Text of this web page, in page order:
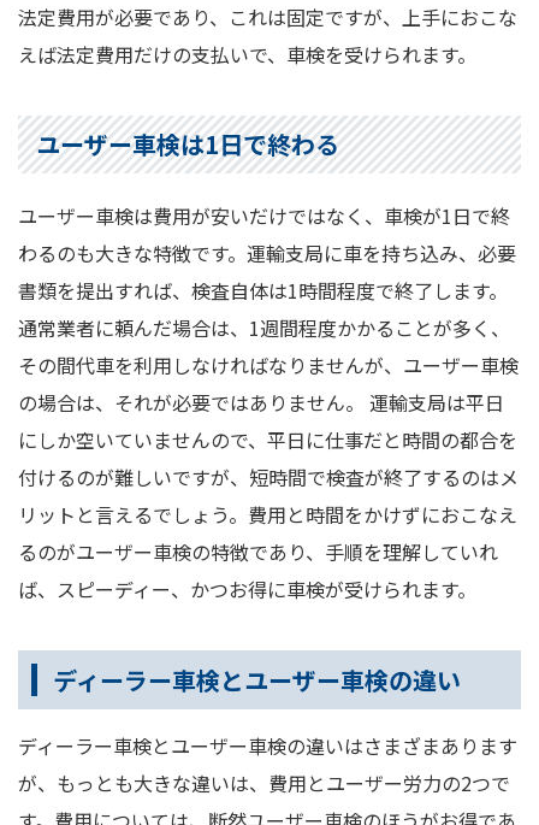
法定費用が必要であり、これは固定ですが、上手におこな
えば法定費用だけの支払いで、車検を受けられます。
ユーザー車検は1日で終わる
ユーザー車検は費用が安いだけではなく、車検が1日で終
わるのも大きな特徴です。運輸支局に車を持ち込み、必要
書類を提出すれば、検査自体は1時間程度で終了します。
通常業者に頼んだ場合は、1週間程度かかることが多く、
その間代車を利用しなければなりませんが、ユーザー車検
の場合は、それが必要ではありません。 運輸支局は平日
にしか空いていませんので、平日に仕事だと時間の都合を
付けるのが難しいですが、短時間で検査が終了するのはメ
リットと言えるでしょう。費用と時間をかけずにおこなえ
るのがユーザー車検の特徴であり、手順を理解していれ
ば、スピーディー、かつお得に車検が受けられます。
ディーラー車検とユーザー車検の違い
ディーラー車検とユーザー車検の違いはさまざまあります
が、もっとも大きな違いは、費用とユーザー労力の2つで